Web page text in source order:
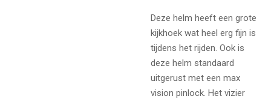
Deze helm heeft een grote
kijkhoek wat heel erg fijn is
tijdens het rijden. Ook is
deze helm standaard
uitgerust met een max
vision pinlock. Het vizier